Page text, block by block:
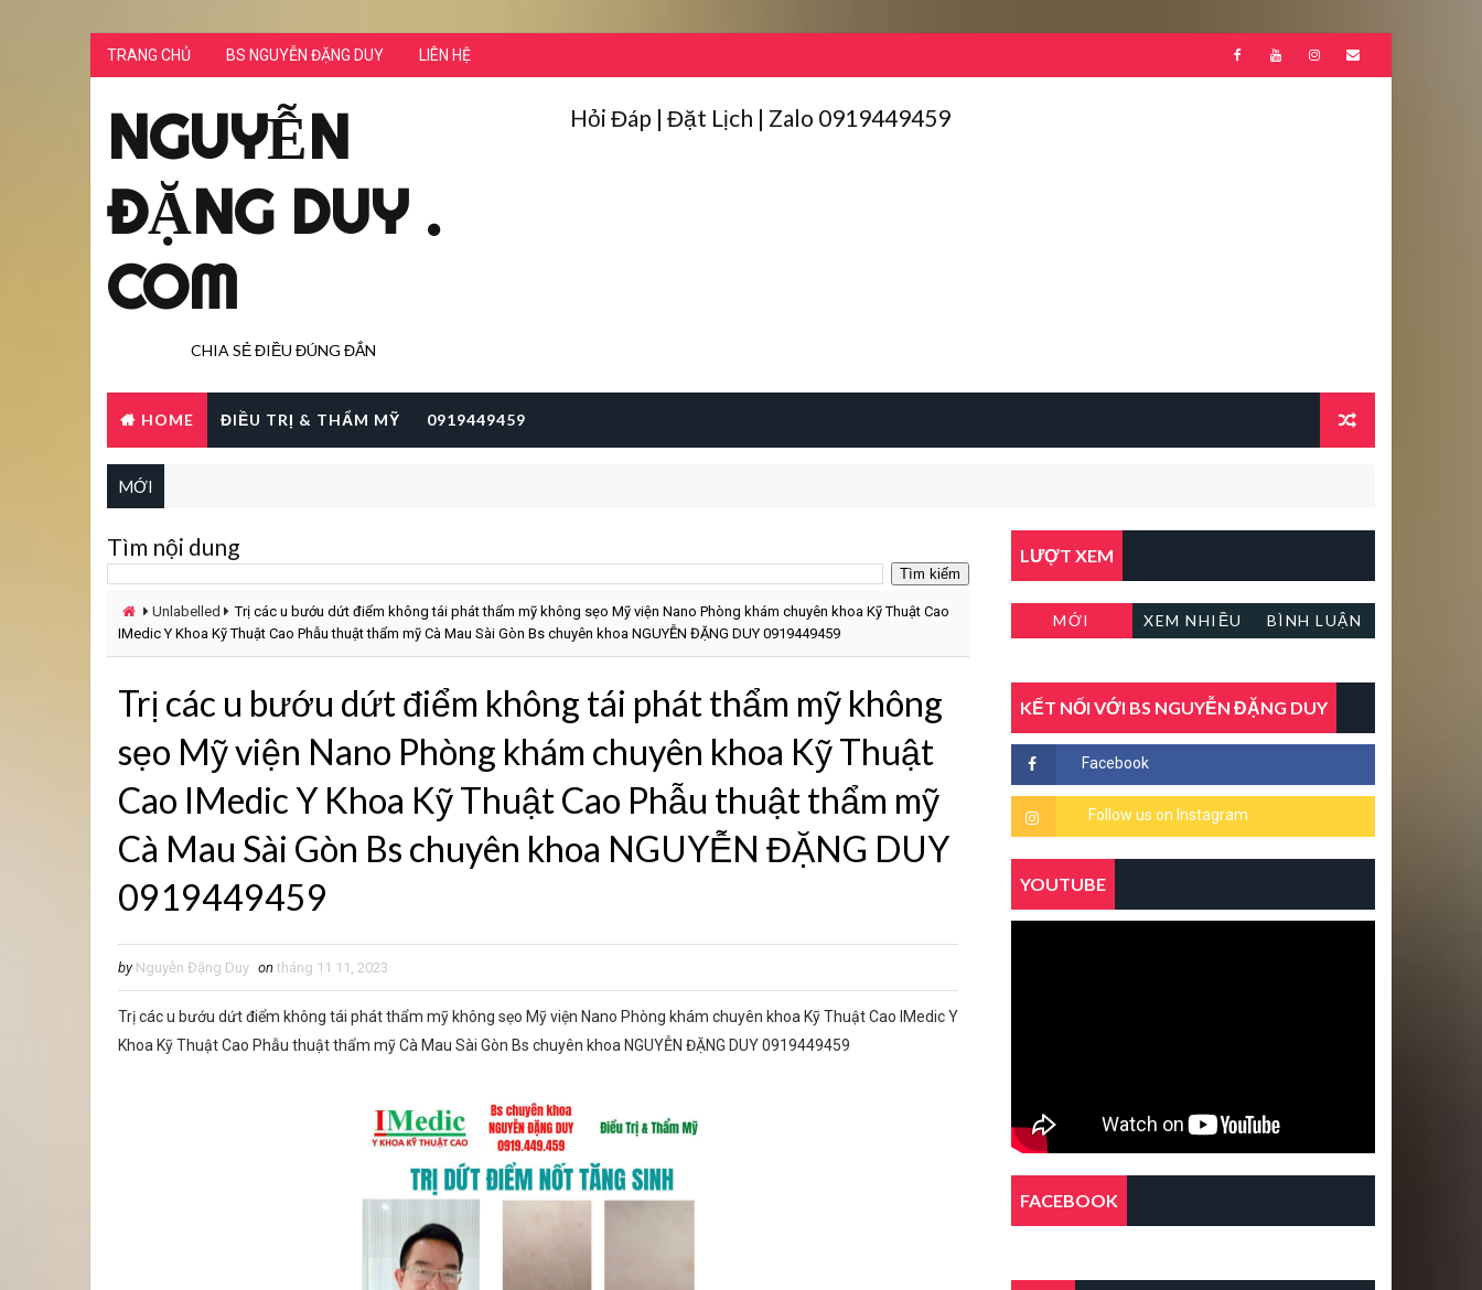
TRANG CHỦ BS NGUYỄN ĐẶNG DUY LIÊN HỆ
NGUYỄN
ĐẶNG DUY .
COM
CHIA SẺ ĐIỀU ĐÚNG ĐẮN
Hỏi Đáp | Đặt Lịch | Zalo 0919449459
HOME ĐIỀU TRỊ & THẨM MỸ 0919449459
MỚI
Tìm nội dung
Unlabelled
Trị các u bướu dứt điểm không tái phát thẩm mỹ không sẹo Mỹ viện Nano Phòng khám chuyên khoa Kỹ Thuật Cao
IMedic Y Khoa Kỹ Thuật Cao Phẫu thuật thẩm mỹ Cà Mau Sài Gòn Bs chuyên khoa NGUYỄN ĐẶNG DUY 0919449459
Trị các u bướu dứt điểm không tái phát thẩm mỹ không
sẹo Mỹ viện Nano Phòng khám chuyên khoa Kỹ Thuật
Cao IMedic Y Khoa Kỹ Thuật Cao Phẫu thuật thẩm mỹ
Cà Mau Sài Gòn Bs chuyên khoa NGUYỄN ĐẶNG DUY
0919449459
by Nguyễn Đặng Duy on tháng 11 11, 2023
Trị các u bướu dứt điểm không tái phát thẩm mỹ không sẹo Mỹ viện Nano Phòng khám chuyên khoa Kỹ Thuật Cao IMedic Y
Khoa Kỹ Thuật Cao Phẫu thuật thẩm mỹ Cà Mau Sài Gòn Bs chuyên khoa NGUYỄN ĐẶNG DUY 0919449459
LƯỢT XEM
MỚI XEM NHIỀU BÌNH LUẬN
KẾT NỐI VỚI BS NGUYỄN ĐẶNG DUY
YOUTUBE
FACEBOOK